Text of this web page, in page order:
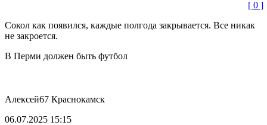
[ 0 ]
Сокол как появился, каждые полгода закрывается. Все никак
не закроется.
В Перми должен быть футбол
Алексей67 Краснокамск
06.07.2025 15:15